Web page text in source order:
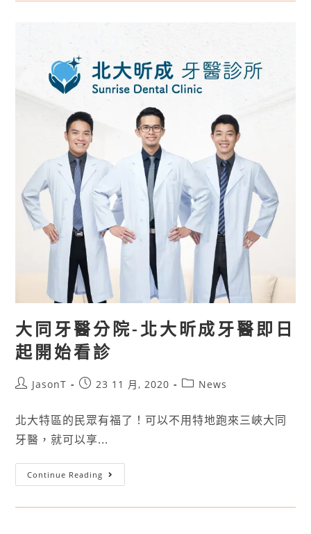
大同牙醫分院-北大昕成牙醫即日
起開始看診
JasonT 23 11 月, 2020 News
北大特區的民眾有福了！可以不用特地跑來三峽大同
牙醫，就可以享...
Continue Reading